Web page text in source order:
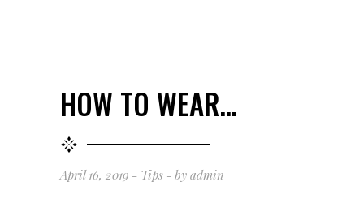
HOW TO WEAR…
April 16, 2019 Tips by admin